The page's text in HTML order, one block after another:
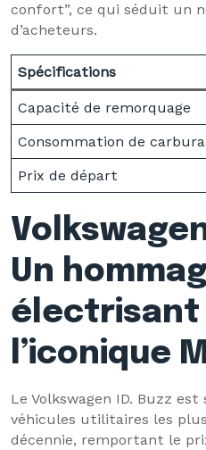
confort”, ce qui séduit un
d’acheteurs.
Spécifications
Capacité de remorquage
Consommation de
Prix de départ
Un
électrisant
l’iconique
Le Volkswagen ID. Buzz
véhicules utilitaires les
décennie, remportant le